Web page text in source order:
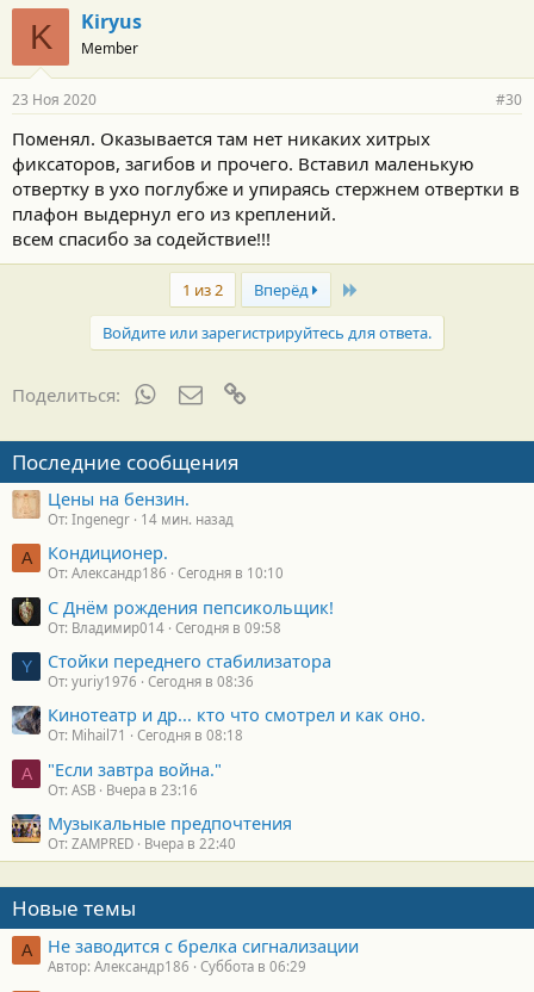
K Kiryus
Member
23 Ноя 2020 #30
Поменял. Оказывается там нет никаких хитрых
фиксаторов, загибов и прочего. Вставил маленькую
отвертку в ухо поглубже и упираясь стержнем отвертки в
плафон выдернул его из креплений.
всем спасибо за содействие!!!
1 из 2 Вперёд Last
Войдите или зарегистрируйтесь для ответа.
Поделиться: WhatsAppЭлектронная почта
Последние сообщения
Цены на бензин.
От: Ingenegr 14 мин. назад
А Кондиционер.
От: Александр186 Сегодня в 10:10
С Днём рождения пепсикольщик!
От: Владимир014 Сегодня в 09:58
Y Стойки переднего стабилизатора
От: yuriy1976 Сегодня в 08:36
Кинотеатр и др... кто что смотрел и как оно.
От: Mihail71 Сегодня в 08:18
A "Если завтра война."
От: ASB Вчера в 23:16
Музыкальные предпочтения
От: ZAMPRED Вчера в 22:40
Новые темы
А Не заводится с брелка сигнализации
Автор: Александр186 Суббота в 06:29